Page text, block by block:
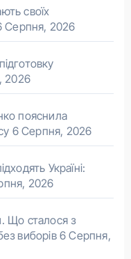
своїх
Серпня, 2026
2026
пояснила
6 Серпня, 2026
Україні:
2026
Що сталося з
виборів 6 Серпня,